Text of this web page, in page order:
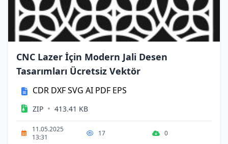
CNC Lazer İçin Modern Jali Desen
Tasarımları Ücretsiz Vektör
CDR DXFSVG AI PDF EPS
ZIP • 413.41 KB
11.05.2025
13:31
17 0